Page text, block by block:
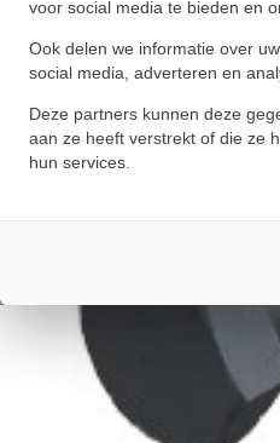
voor social media te bieden en
Ook delen we informatie over
social media, adverteren en
Deze partners kunnen deze
aan ze heeft verstrekt of die ze
hun services.